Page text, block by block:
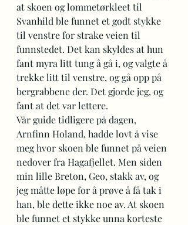
at skoen og lommetørkleet til
Svanhild ble funnet et godt stykke
til venstre for strake veien til
funnstedet. Det kan skyldes at hun
fant myra litt tung å gå i, og valgte å
trekke litt til venstre, og gå opp på
bergrabbene der. Det gjorde jeg, og
fant at det var lettere.
Vår guide tidligere på dagen,
Arnfinn Holand, hadde lovt å vise
meg hvor skoen ble funnet på veien
nedover fra Hagafjellet. Men siden
min lille Breton, Geo, stakk av, og
jeg måtte løpe for å prøve å få tak i
han, ble dette ikke noe av. At skoen
ble funnet et stykke unna korteste